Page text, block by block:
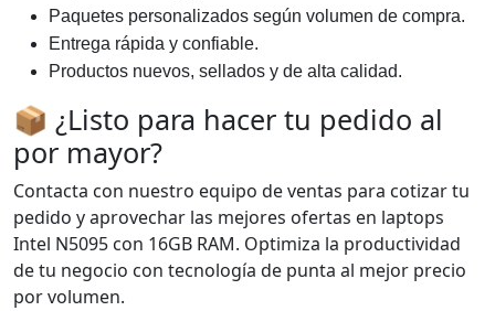
Paquetes personalizados según volumen de compra.
Entrega rápida y confiable.
Productos nuevos, sellados y de alta calidad.
📦 ¿Listo para hacer tu pedido al
por mayor?
Contacta con nuestro equipo de ventas para cotizar tu
pedido y aprovechar las mejores ofertas en laptops
Intel N5095 con 16GB RAM. Optimiza la productividad
de tu negocio con tecnología de punta al mejor precio
por volumen.